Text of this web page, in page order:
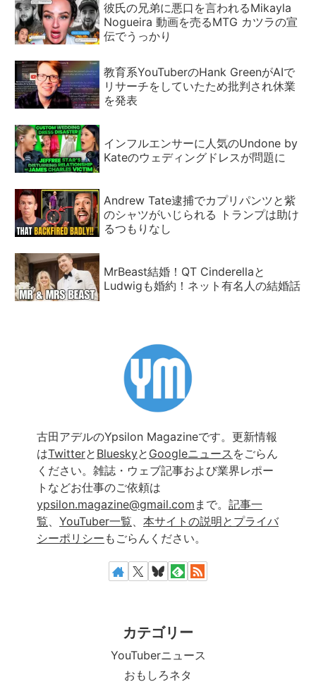
彼氏の兄弟に悪口を言われるMikayla
Nogueira 動画を売るMTG カツラの宣
伝でうっかり
教育系YouTuberのHank GreenがAIで
リサーチをしていたため批判され休業
を発表
インフルエンサーに人気のUndone by
Kateのウェディングドレスが問題に
Andrew Tate逮捕でカプリパンツと紫
のシャツがいじられる トランプは助け
るつもりなし
MrBeast結婚！QT Cinderellaと
Ludwigも婚約！ネット有名人の結婚話
古田アデルのYpsilon Magazineです。更新情報
はTwitterと Blueskyと Googleニュース をごらん
ください。雑誌・ウェブ記事および業界レポー
トなどお仕事のご依頼は
ypsilon.magazine@gmail.com まで。 記事一
覧、 YouTuber一覧、 本サイトの説明とプライバ
シーポリシー もごらんください。
カテゴリー
YouTuberニュース
おもしろネタ